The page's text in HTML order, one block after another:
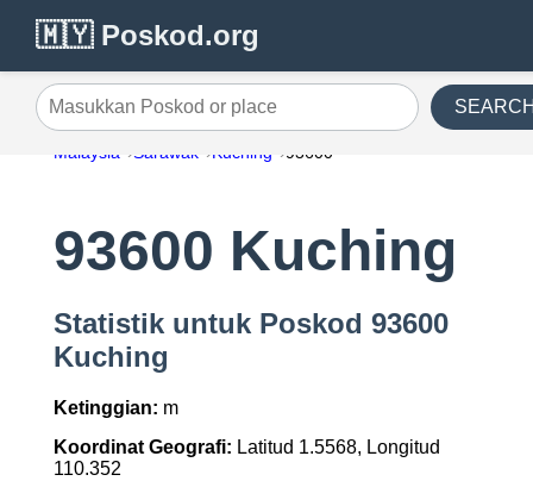
🇲🇾 Poskod.org
Masukkan Poskod or place
Malaysia Sarawak Kuching 93600
93600 Kuching
Statistik untuk Poskod 93600
Kuching
Ketinggian: m
Koordinat Geografi: Latitud 1.5568, Longitud
110.352